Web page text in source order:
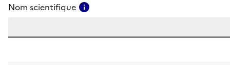
Nom scientifique